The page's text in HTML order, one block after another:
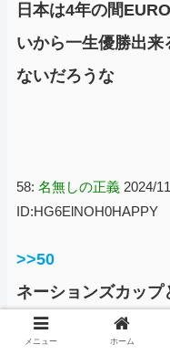
日本は4年の間
いから一生優勝出
ないだろうな
58: 名無しの正義 2024/
ID:HG6ElNOH0HAPPY
>>50
ネーションズカップ
クソ
メニュー ホーム